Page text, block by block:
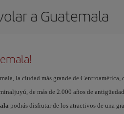
a Guatemala
la ciudad más grande de
de más de 2.000 años de
podrás disfrutar de los atractivos de una